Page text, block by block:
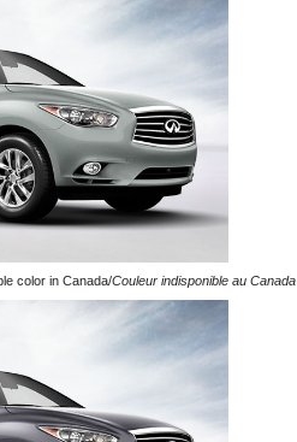
color in Canada/Couleur indisponible au Canada